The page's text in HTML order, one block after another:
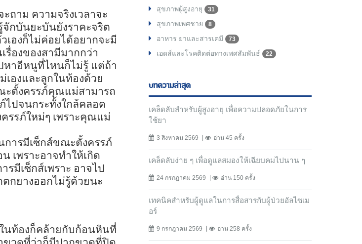
าม ความจริงเวลาจะ
กบันยะบันยังราคะจริต
องก็ไม่ค่อยได้อยากจะมี
รื่องของสามีมากกว่า
หาอีหนูที่ไหนก็ไม่รู้ แต่ถ้า
องและลูกในท้องด้วย
ะตั้งครรภ์คุณแม่สามารถ
ไปจนกระทั้งใกล้คลอด
รรภ์ใหม่ๆ เพราะคุณแม่
ารมีเซ็กส์ขณะตั้งครรภ์
เพราะอาจทำให้เกิด
มีเซ็กส์เพราะ อาจไป
กยางออกไม่รู้ด้วยนะ
นท้องก็คล้ายกับก้อนหินที่
สุขภาพผู้สูงอายุ 31
สุขภาพเพศชาย 8
อาหาร ยาและสารเคมี 73
เอดส์และโรคติดต่อทางเพศสัมพันธ์ 22
บทความล่าสุด
เคล็ดลับสำหรับผู้สูงอายุ เพื่อความปลอดภัยในการ
ใช้ยา
3 สิงหาคม 2569 อ่าน 45 ครั้ง
เคล็ดลับง่าย ๆ เพื่อดูแลสมองให้เฉียบคมไปนาน ๆ
24 กรกฎาคม 2569 อ่าน 150 ครั้ง
เทคนิคสำหรับผู้ดูแลในการสื่อสารกับผู้ป่วยอัลไซเม
อร์
9 กรกฎาคม 2569 อ่าน 258 ครั้ง